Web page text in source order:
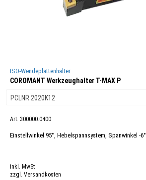
ISO-Wendeplattenhalter
COROMANT Werkzeughalter T-MAX P
Art. 300000.0400
Einstellwinkel 95°, Hebelspannsystem, Spanwinkel -
inkl. MwSt
zzgl. Versandkosten